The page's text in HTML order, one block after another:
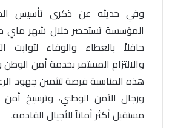
وفي حديثه عن ذكرى تأسيس
المؤسسة تستحضر خلال شهر ماي
حافلاً بالعطاء والوفاء لثوابت
والالتزام المستمر بخدمة أمن الوطن
هذه المناسبة فرصة لتثمين جهود
ورجال الأمن الوطني، وترسيخ
مستقبل أكثر أماناً للأجيال القادمة.